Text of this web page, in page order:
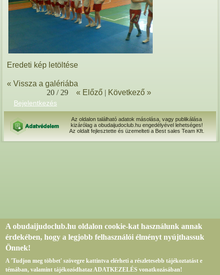
Eredeti kép letöltése
« Vissza a galériába
20 / 29
« Előző| Következő »
Bejelentkezés
Az oldalon található adatok másolása, vagy publikálása
kizárólag a obudaijudoclub.hu engedélyével lehetséges!
Az oldalt fejlesztette és üzemelteti a Best sales Team Kft.
A obudaijudoclub.hu oldalon cookie-kat használunk annak
érdekében, hogy a legjobb felhasználói élményt nyújthassuk
Önnek!
A 'Tudjon meg többet' szövegre kattintva elérheti a részletesebb tájékoztatást e
témában, valamint tájékozódhataz ADATKEZELÉS vonatkozásában!